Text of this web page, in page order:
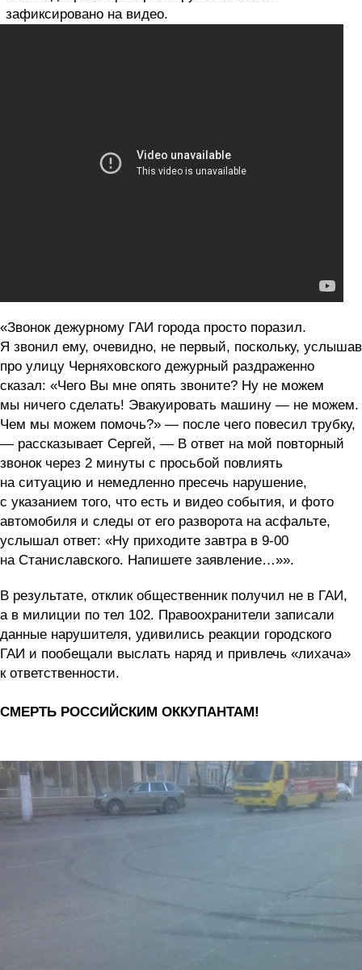
зафиксировано на видео.
«Звонок дежурному ГАИ города просто поразил.
Я звонил ему, очевидно, не первый, поскольку, услышав
про улицу Черняховского дежурный раздраженно
сказал: «Чего Вы мне опять звоните? Ну не можем
мы ничего сделать! Эвакуировать машину — не можем.
Чем мы можем помочь?» — после чего повесил трубку,
— рассказывает Сергей, — В ответ на мой повторный
звонок через 2 минуты с просьбой повлиять
на ситуацию и немедленно пресечь нарушение,
с указанием того, что есть и видео события, и фото
автомобиля и следы от его разворота на асфальте,
услышал ответ: «Ну приходите завтра в 9-00
на Станиславского. Напишете заявление…»».
В результате, отклик общественник получил не в ГАИ,
а в милиции по тел 102. Правоохранители записали
данные нарушителя, удивились реакции городского
ГАИ и пообещали выслать наряд и привлечь «лихача»
к ответственности.
СМЕРТЬ РОССИЙСКИМ ОККУПАНТАМ!